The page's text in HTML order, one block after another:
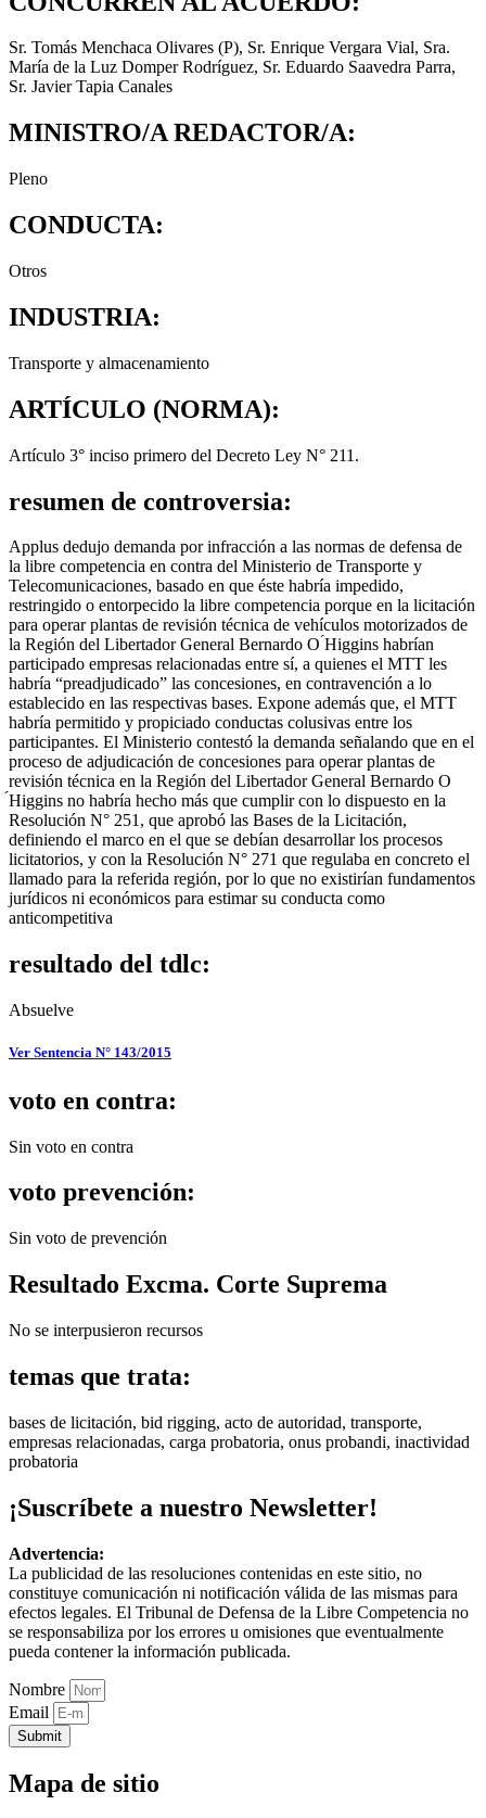
Sr. Tomás Menchaca Olivares (P), Sr. Enrique Vergara Vial, Sra.
María de la Luz Domper Rodríguez, Sr. Eduardo Saavedra Parra,
Sr. Javier Tapia Canales
MINISTRO/A REDACTOR/A:
Pleno
CONDUCTA:
Otros
INDUSTRIA:
Transporte y almacenamiento
ARTÍCULO (NORMA):
Artículo 3° inciso primero del Decreto Ley N° 211.
resumen de controversia:
Applus dedujo demanda por infracción a las normas de defensa de
la libre competencia en contra del Ministerio de Transporte y
Telecomunicaciones, basado en que éste habría impedido,
restringido o entorpecido la libre competencia porque en la licitación
para operar plantas de revisión técnica de vehículos motorizados de
la Región del Libertador General Bernardo O ́Higgins habrían
participado empresas relacionadas entre sí, a quienes el MTT les
habría “preadjudicado” las concesiones, en contravención a lo
establecido en las respectivas bases. Expone además que, el MTT
habría permitido y propiciado conductas colusivas entre los
participantes. El Ministerio contestó la demanda señalando que en el
proceso de adjudicación de concesiones para operar plantas de
revisión técnica en la Región del Libertador General Bernardo O
́Higgins no habría hecho más que cumplir con lo dispuesto en la
Resolución N° 251, que aprobó las Bases de la Licitación,
definiendo el marco en el que se debían desarrollar los procesos
licitatorios, y con la Resolución N° 271 que regulaba en concreto el
llamado para la referida región, por lo que no existirían fundamentos
jurídicos ni económicos para estimar su conducta como
anticompetitiva
resultado del tdlc:
Absuelve
Ver Sentencia N° 143/2015
voto en contra:
Sin voto en contra
voto prevención:
Sin voto de prevención
Resultado Excma. Corte Suprema
No se interpusieron recursos
temas que trata:
bases de licitación, bid rigging, acto de autoridad, transporte,
empresas relacionadas, carga probatoria, onus probandi, inactividad
probatoria
¡Suscríbete a nuestro Newsletter!
Advertencia:
La publicidad de las resoluciones contenidas en este sitio, no
constituye comunicación ni notificación válida de las mismas para
efectos legales. El Tribunal de Defensa de la Libre Competencia no
se responsabiliza por los errores u omisiones que eventualmente
pueda contener la información publicada.
Nombre
Email
Submit
Mapa de sitio